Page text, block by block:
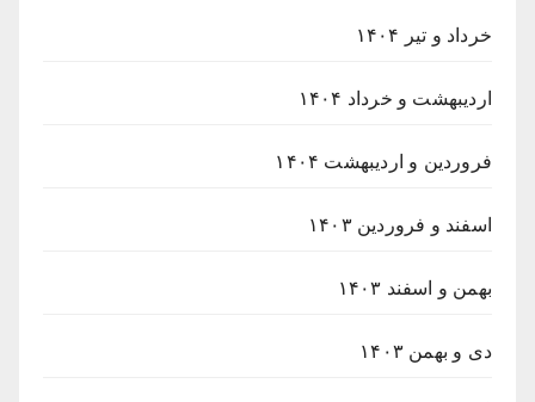
خرداد و تیر ۱۴۰۴
اردیبهشت و خرداد ۱۴۰۴
فروردین و اردیبهشت ۱۴۰۴
اسفند و فروردین ۱۴۰۳
بهمن و اسفند ۱۴۰۳
دی و بهمن ۱۴۰۳